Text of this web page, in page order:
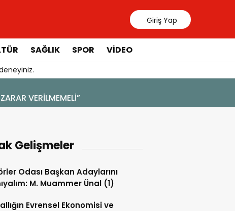
Giriş Yap
SAĞLIK SPOR VIDEO
YENİ BİR DİN: SOSYAL MEDYA
Gelişmeler
Odası Başkan Adaylarını
M. Muammer Ünal (1)
Evrensel Ekonomisi ve